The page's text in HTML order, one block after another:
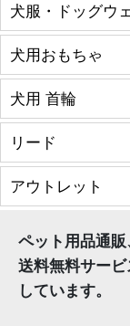
犬服・ドッグウ
犬用おもちゃ
犬用 首輪
リード
アウトレット
ペット用品通販
送料無料サー
しています。